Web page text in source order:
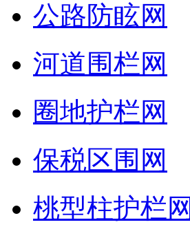
公路防眩网
河道围栏网
圈地护栏网
保税区围网
桃型柱护栏网